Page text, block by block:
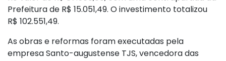
Prefeitura de R$ 15.051,49. O investimento totalizou
R$ 102.551,49.
As obras e reformas foram executadas pela
empresa Santo-augustense TJS, vencedora das